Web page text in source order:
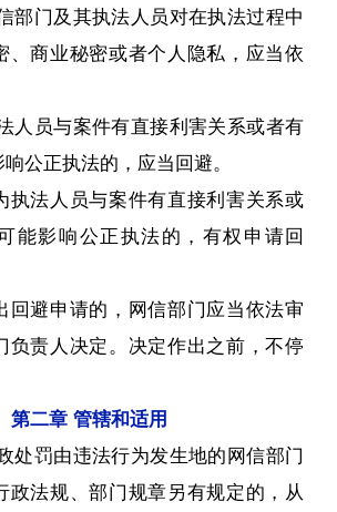
部门及其执法人员对在执法过程中
、商业秘密或者个人隐私，应当依
人员与案件有直接利害关系或者有
公正执法的，应当回避。
法人员与案件有直接利害关系或
能影响公正执法的，有权申请回
避申请的，网信部门应当依法审
负责人决定。决定作出之前，不停
第二章 管辖和适用
处罚由违法行为发生地的网信部门
政法规、部门规章另有规定的，从